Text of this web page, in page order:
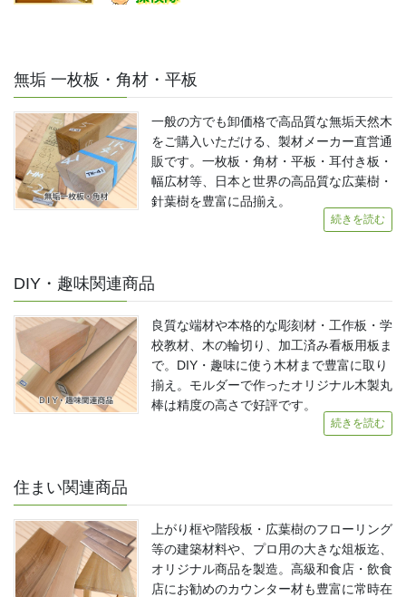
無垢 一枚板・角材・平板
一般の方でも卸価格で高品質な無垢天然木
をご購入いただける、製材メーカー直営通
販です。一枚板・角材・平板・耳付き板・
幅広材等、日本と世界の高品質な広葉樹・
針葉樹を豊富に品揃え。
続きを読む
DIY・趣味関連商品
良質な端材や本格的な彫刻材・工作板・学
校教材、木の輪切り、加工済み看板用板ま
で。DIY・趣味に使う木材まで豊富に取り
揃え。モルダーで作ったオリジナル木製丸
棒は精度の高さで好評です。
続きを読む
住まい関連商品
上がり框や階段板・広葉樹のフローリング
等の建築材料や、プロ用の大きな俎板迄、
オリジナル商品を製造。高級和食店・飲食
店にお勧めのカウンター材も豊富に常時在